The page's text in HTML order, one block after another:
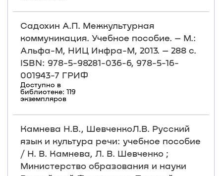
Садохин А.П. Межкультурная
коммуникация. Учебное пособие. – М.:
Альфа-М, НИЦ Инфра-М, 2013. – 288 с.
ISBN: 978-5-98281-036-6, 978-5-16-
001943-7 ГРИФ
Доступно в
библиотеке: 119
экземпляров
Камнева Н.В., ШевченкоЛ.В. Русский
язык и культура речи: учебное пособие
/ Н. В. Камнева, Л. В. Шевченко ;
Министерство образования и науки